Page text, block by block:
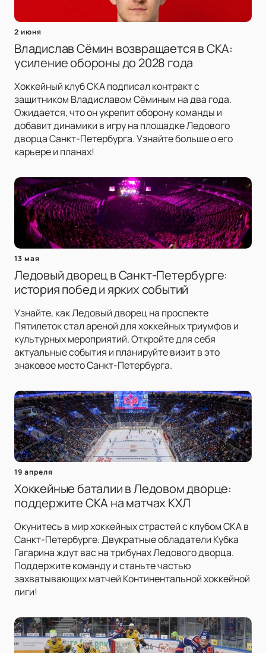
2 июня
Владислав Сёмин возвращается в СКА:
усиление обороны до 2028 года
Хоккейный клуб СКА подписал контракт с
защитником Владиславом Сёминым на два года.
Ожидается, что он укрепит оборону команды и
добавит динамики в игру на площадке Ледового
дворца Санкт-Петербурга. Узнайте больше о его
карьере и планах!
13 мая
Ледовый дворец в Санкт-Петербурге:
история побед и ярких событий
Узнайте, как Ледовый дворец на проспекте
Пятилеток стал ареной для хоккейных триумфов и
культурных мероприятий. Откройте для себя
актуальные события и планируйте визит в это
знаковое место Санкт-Петербурга.
19 апреля
Хоккейные баталии в Ледовом дворце:
поддержите СКА на матчах КХЛ
Окунитесь в мир хоккейных страстей с клубом СКА в
Санкт-Петербурге. Двукратные обладатели Кубка
Гагарина ждут вас на трибунах Ледового дворца.
Поддержите команду и станьте частью
захватывающих матчей Континентальной хоккейной
лиги!